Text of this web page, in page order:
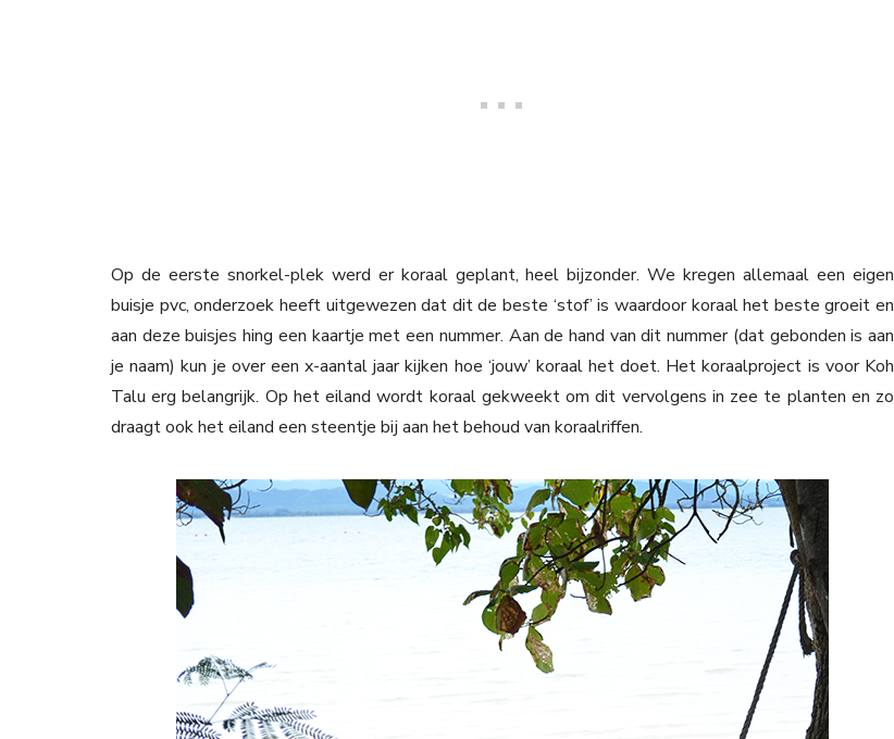
Op de eerste snorkel-plek werd er koraal geplant, heel bijzonder. We kregen allemaal een eigen
buisje pvc, onderzoek heeft uitgewezen dat dit de beste ‘stof’ is waardoor koraal het beste groeit en
aan deze buisjes hing een kaartje met een nummer. Aan de hand van dit nummer (dat gebonden is aan
je naam) kun je over een x-aantal jaar kijken hoe ‘jouw’ koraal het doet. Het koraalproject is voor Koh
Talu erg belangrijk. Op het eiland wordt koraal gekweekt om dit vervolgens in zee te planten en zo
draagt ook het eiland een steentje bij aan het behoud van koraalriffen.